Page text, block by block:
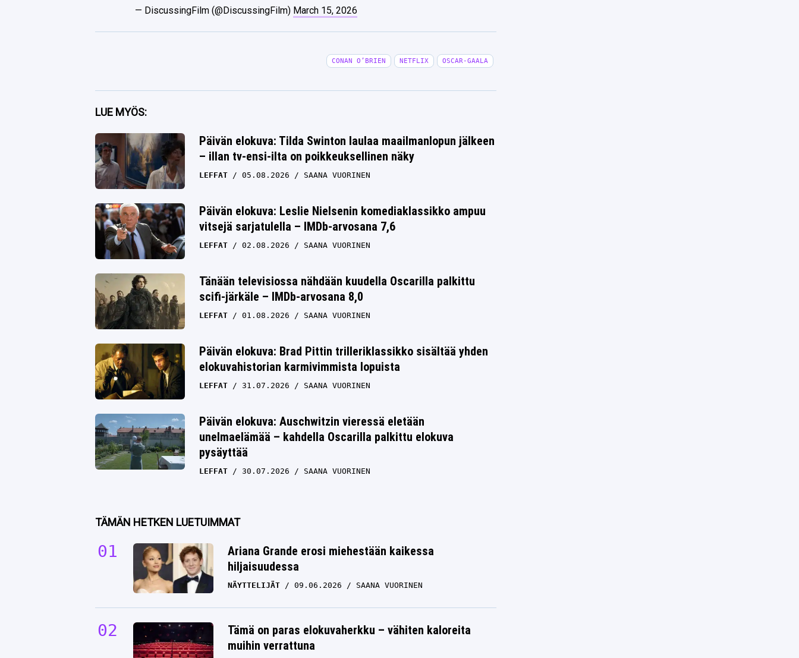
— DiscussingFilm (@DiscussingFilm) March 15, 2026
Facebook
Twitter
Whatsapp
CONAN O’BRIEN NETFLIX OSCAR-GAALA
LUE MYÖS:
Päivän elokuva: Tilda Swinton laulaa maailmanlopun jälkeen
– illan tv-ensi-ilta on poikkeuksellinen näky
LEFFAT 05.08.2026 SAANA VUORINEN
Päivän elokuva: Leslie Nielsenin komediaklassikko ampuu
vitsejä sarjatulella – IMDb-arvosana 7,6
LEFFAT 02.08.2026 SAANA VUORINEN
Tänään televisiossa nähdään kuudella Oscarilla palkittu
scifi-järkäle – IMDb-arvosana 8,0
LEFFAT 01.08.2026 SAANA VUORINEN
Päivän elokuva: Brad Pittin trilleriklassikko sisältää yhden
elokuvahistorian karmivimmista lopuista
LEFFAT 31.07.2026 SAANA VUORINEN
Päivän elokuva: Auschwitzin vieressä eletään
unelmaelämää – kahdella Oscarilla palkittu elokuva
pysäyttää
LEFFAT 30.07.2026 SAANA VUORINEN
TÄMÄN HETKEN LUETUIMMAT
Ariana Grande erosi miehestään kaikessa
hiljaisuudessa
NÄYTTELIJÄT 09.06.2026 SAANA VUORINEN
Tämä on paras elokuvaherkku – vähiten kaloreita
muihin verrattuna